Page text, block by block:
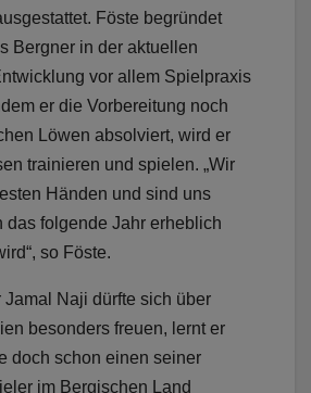
Föste begründet
Bergner in der aktuellen
vor allem Spielpraxis
er die Vorbereitung noch
Löwen absolviert, wird er
trainieren und spielen. „Wir
Händen und sind uns
das folgende Jahr erheblich
so Föste.
Jamal Naji dürfte sich über
besonders freuen, lernt er
doch schon einen seiner
im Bergischen Land